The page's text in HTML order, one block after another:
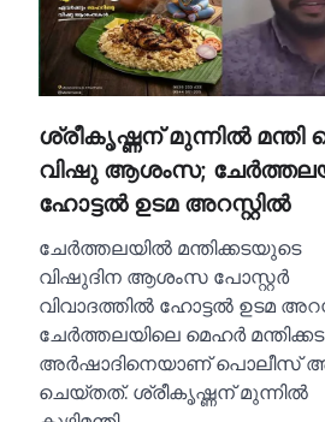
ശ്രീകൃഷ്ണന് മുന്നില്‍ മന്തി
വിഷു ആശംസ;
ഹോട്ടല്‍ ഉടമ അറസ്റ്റില്‍
ചേർത്തലയില്‍ മന്തിക്കടയുടെ
വിഷുദിന ആശംസ പോസ്റ്റർ
വിവാദത്തില്‍ ഹോട്ടല്‍ ഉടമ
ചേർത്തലയിലെ മെഹർ
അർഷാദിനെയാണ് പൊലീസ്
ചെയ്തത്. ശ്രീകൃഷ്ണന് മുന്നില്‍